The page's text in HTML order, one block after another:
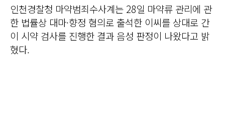
인천경찰청 마약범죄수사계는 28일 마약류 관리에 관
한 법률상 대마·향정 혐의로 출석한 이씨를 상대로 간
이 시약 검사를 진행한 결과 음성 판정이 나왔다고 밝
혔다.